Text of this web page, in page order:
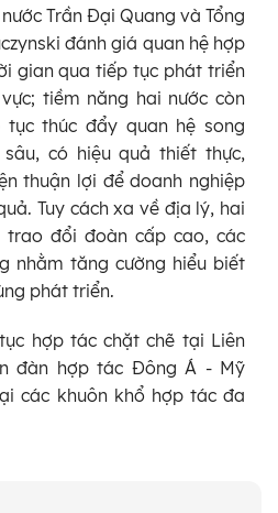
Trần Đại Quang và Tổng
đánh giá quan hệ hợp
gian qua tiếp tục phát triển
tiềm năng hai nước còn
thúc đẩy quan hệ song
có hiệu quả thiết thực,
thuận lợi để doanh nghiệp
Tuy cách xa về địa lý, hai
trao đổi đoàn cấp cao, các
nhằm tăng cường hiểu biết
phát triển.
hợp tác chặt chẽ tại Liên
đàn hợp tác Đông Á - Mỹ
các khuôn khổ hợp tác đa